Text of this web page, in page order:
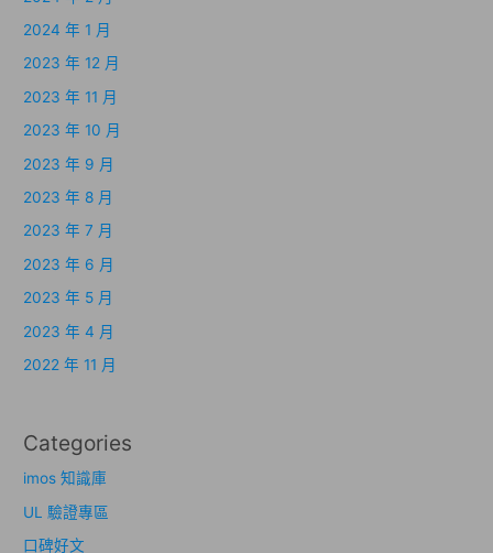
2024 年 1 月
2023 年 12 月
2023 年 11 月
2023 年 10 月
2023 年 9 月
2023 年 8 月
2023 年 7 月
2023 年 6 月
2023 年 5 月
2023 年 4 月
2022 年 11 月
Categories
imos 知識庫
UL 驗證專區
口碑好文